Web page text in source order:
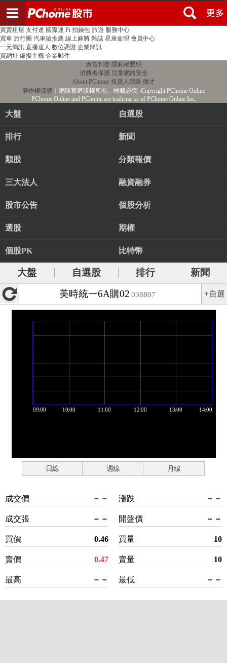
PChome首頁 線上購物 24h購物 書店
買賣租屋 支付連 國際連 Pi 拍錢包 旅遊 服務中心
買車 旅行團 汽車險推薦 線上麻將 雜誌 星座命理 會員中心
一元簡訊 直播達人 數位憑證 企業簡訊
買網址 虛擬主機 企業郵件
廣告刊登 隱私權聲明
消費者保護 兒童網路安全
About PChome 投資人聯絡 徵才
著作權保護 ｜網路家庭版權所有、轉載必究‧Copyright PChome Online
PChome Online and PChome are trademarks of PChome Online Inc.
大盤 自選股
排行 新聞
類股 分類報價
三大法人 融資融券
股市公告 個股分析
選股 期權
個股PK 比特幣
大盤 自選股 排行
新聞
美時統一6A購02 038807 +自選
日線 週線 月線
成交價 －－
成交張 －－
買價 0.46
賣價 0.47
最高 －－
漲跌 －－
開盤價 －－
買量 10
賣量 10
最低 －－